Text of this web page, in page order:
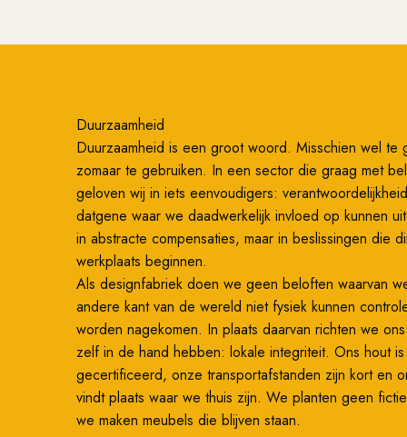
Duurzaamheid
Duurzaamheid is een groot woord. Misschien wel te
zomaar te gebruiken. In een sector die graag met
geloven wij in iets eenvoudigers:
datgene waar we daadwerkelijk invloed op kunnen
in abstracte compensaties, maar in beslissingen die
werkplaats beginnen.
Als designfabriek doen we geen beloften waarvan
andere kant van de wereld niet fysiek kunnen
worden nagekomen. In plaats daarvan richten we
zelf in de hand hebben: lokale integriteit. Ons hout is
gecertificeerd, onze transportafstanden zijn kort en
vindt plaats waar we thuis zijn. We planten geen
we maken meubels die blijven staan.